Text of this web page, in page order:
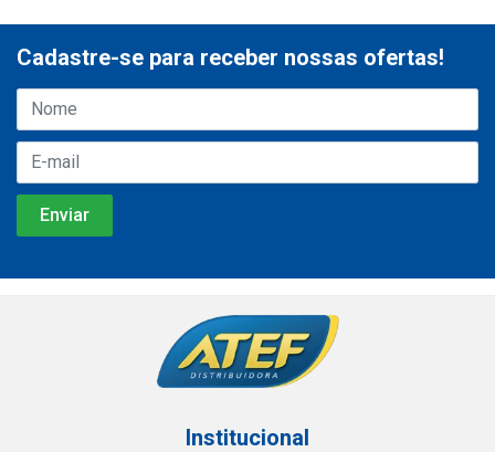
Cadastre-se para receber nossas ofertas!
Institucional